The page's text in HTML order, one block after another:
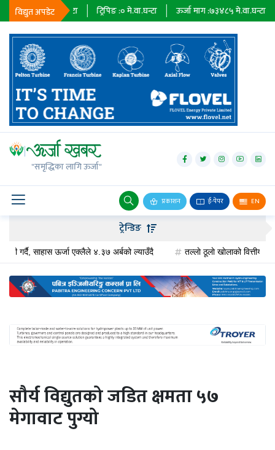
विद्युत अपडेट
मे.वा.घन्टा ट्रिपिङ : मे.वा.घन्टा ऊर्जा माग : ७३४८५मे.वा.घन्टा
"समृद्धिका लागि ऊर्जा"
प्रकाशन ई-पेपर EN
जलविद्युत्
सोलार
वायु
बायोग्यास
पेट्रोलियम
अन्तर्राष्ट्रिय
ऊर्जा
दक्षता
खबर
हरित
ट्रेन्डिङ
साहास ऊर्जा एक्लैले ४.३७ अर्बको ल्याउँदै तल्लाे ठूलाे खाेलाको वित्तीय
सौर्य विद्युतको जडित क्षमता ५७
मेगावाट पुग्यो